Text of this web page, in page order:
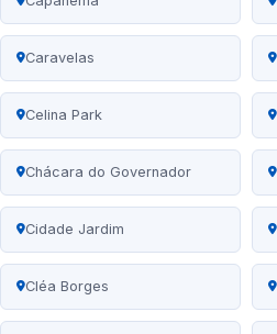
Caravelas
Celina Park
Chácara do Governador
Cidade Jardim
Cléa Borges